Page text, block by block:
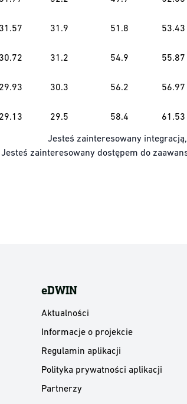
31.57 31.9 51.8 53.43
30.72 31.2 54.9 55.87
29.93 30.3 56.2 56.97
29.13 29.5 58.4 61.53
Jesteś zainteresowany
Jesteś zainteresowany dostępem do
eDWIN
Aktualności
Informacje o projekcie
Regulamin aplikacji
Polityka prywatności aplikacji
Partnerzy